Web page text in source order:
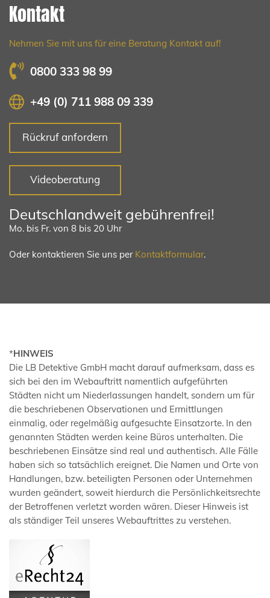
Kontakt
Nehmen Sie mit uns für eine Beratung Kontakt auf!
0800 333 98 99
+49 (0) 711 988 09 339
Rückruf anfordern
Videoberatung
Deutschlandweit gebührenfrei!
Mo. bis Fr. von 8 bis 20 Uhr
Oder kontaktieren Sie uns per Kontaktformular.
*HINWEIS
Die LB Detektive GmbH macht darauf aufmerksam, dass es
sich bei den im Webauftritt namentlich aufgeführten
Städten nicht um Niederlassungen handelt, sondern um für
die beschriebenen Observationen und Ermittlungen
einmalig, oder regelmäßig aufgesuchte Einsatzorte. In den
genannten Städten werden keine Büros unterhalten. Die
beschriebenen Einsätze sind real und authentisch. Alle Fälle
haben sich so tatsächlich ereignet. Die Namen und Orte von
Handlungen, bzw. beteiligten Personen oder Unternehmen
wurden geändert, soweit hierdurch die Persönlichkeitsrechte
der Betroffenen verletzt worden wären. Dieser Hinweis ist
als ständiger Teil unseres Webauftrittes zu verstehen.